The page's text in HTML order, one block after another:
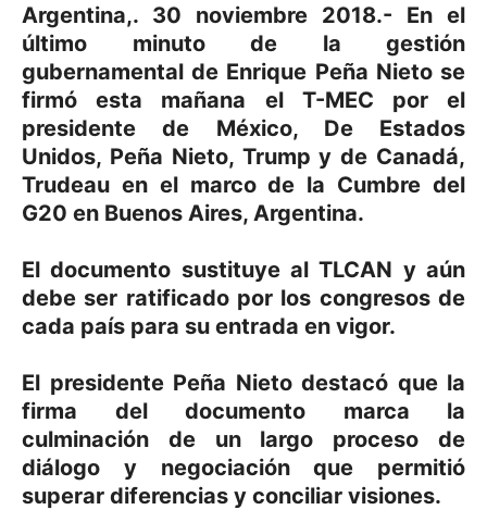
Argentina,. 30 noviembre 2018.- En el
último minuto de la gestión
gubernamental de Enrique Peña Nieto se
firmó esta mañana el T-MEC por el
presidente de México, De Estados
Unidos, Peña Nieto, Trump y de Canadá,
Trudeau en el marco de la Cumbre del
G20 en Buenos Aires, Argentina.
El documento sustituye al TLCAN y aún
debe ser ratificado por los congresos de
cada país para su entrada en vigor.
El presidente Peña Nieto destacó que la
firma del documento marca la
culminación de un largo proceso de
diálogo y negociación que permitió
superar diferencias y conciliar visiones.